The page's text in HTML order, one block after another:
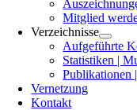
Mitglied
Verzeichnisse
Aufgeführte
Statistiken |
Publikationen
Vernetzung
Kontakt